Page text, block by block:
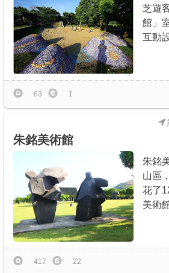
芝遊
館」
互動
63 1
朱銘美術館
朱銘
山區
花了
美術
417 22